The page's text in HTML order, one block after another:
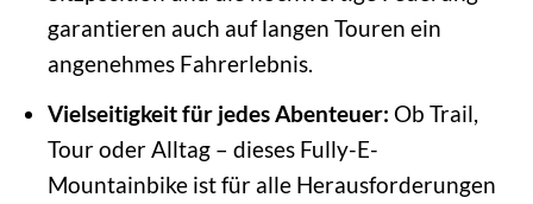
garantieren auch auf langen Touren ein
angenehmes Fahrerlebnis.
Vielseitigkeit für jedes Abenteuer: Ob Trail,
Tour oder Alltag – dieses Fully-E-
Mountainbike ist für alle Herausforderungen